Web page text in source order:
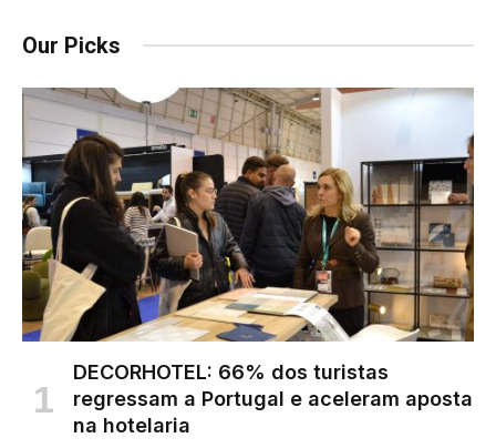
Our Picks
DECORHOTEL: 66% dos turistas
regressam a Portugal e aceleram aposta
na hotelaria